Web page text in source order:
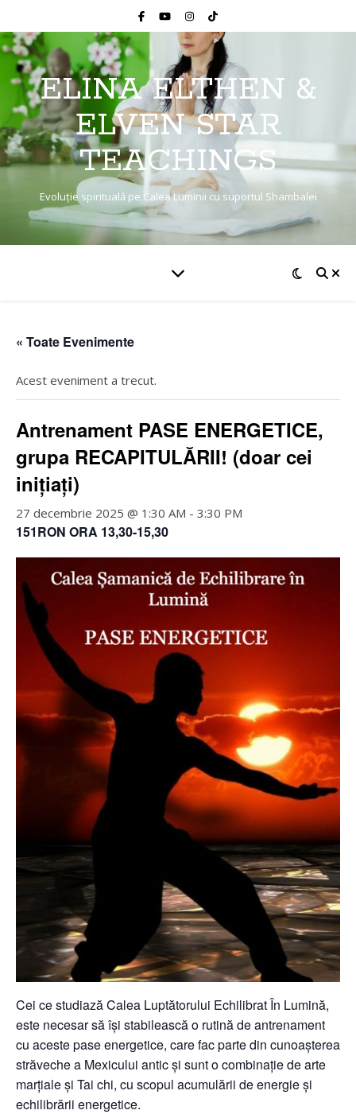
ELINA ELTHEN &
ELVEN STAR
TEACHINGS
Evoluție spirituală pe Calea Luminii cu suportul Shambalei
« Toate Evenimente
Acest eveniment a trecut.
Antrenament PASE ENERGETICE,
grupa RECAPITULĂRII! (doar cei
inițiați)
27 decembrie 2025 @ 1:30 AM - 3:30 PM
151RON ORA 13,30-15,30
Cei ce studiază Calea Luptătorului Echilibrat În Lumină,
este necesar să își stabilească o rutină de antrenament
cu aceste pase energetice, care fac parte din cunoașterea
străveche a Mexicului antic și sunt o combinație de arte
marțiale și Tai chi, cu scopul acumulării de energie și
echilibrării energetice.